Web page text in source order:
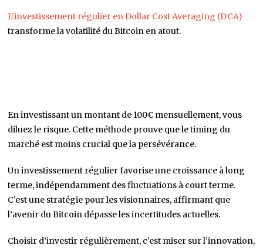
L’investissement régulier en Dollar Cost Averaging (DCA)
transforme la volatilité du Bitcoin en atout.
En investissant un montant de 100€ mensuellement, vous
diluez le risque. Cette méthode prouve que le timing du
marché est moins crucial que la persévérance.
Un investissement régulier favorise une croissance à long
terme, indépendamment des fluctuations à court terme.
C’est une stratégie pour les visionnaires, affirmant que
l’avenir du Bitcoin dépasse les incertitudes actuelles.
Choisir d’investir régulièrement, c’est miser sur l’innovation,